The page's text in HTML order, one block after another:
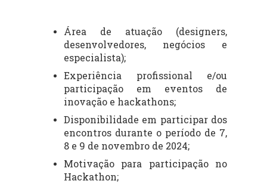
Área de atuação (designers,
desenvolvedores, negócios e
especialista);
Experiência profissional e/ou
participação em eventos de
inovação e hackathons;
Disponibilidade em participar dos
encontros durante o período de 7,
8 e 9 de novembro de 2024;
Motivação para participação no
Hackathon;